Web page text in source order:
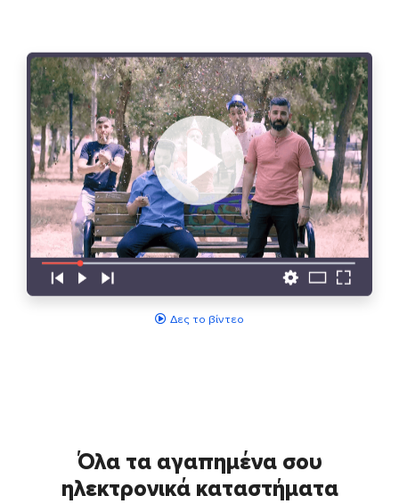
Δες το βίντεο
Όλα τα αγαπημένα σου
ηλεκτρονικά καταστήματα